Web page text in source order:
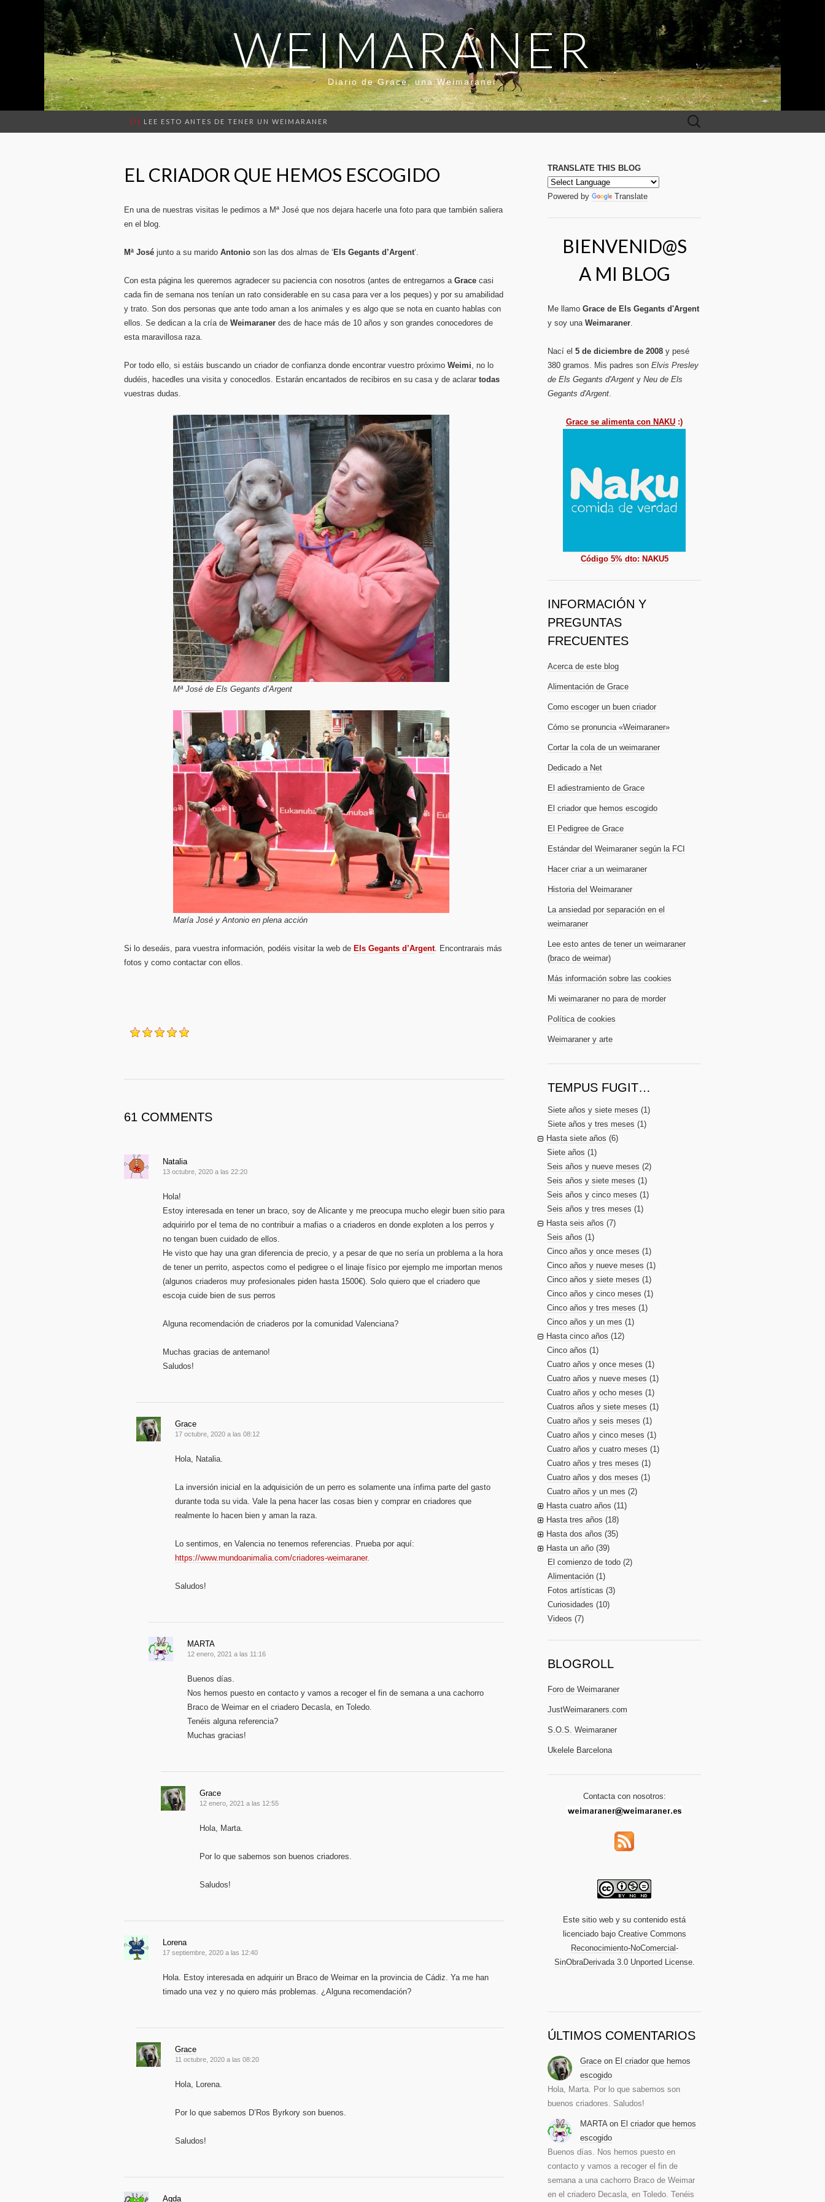
WEIMARANER
Diario de Grace, una Weimaraner
(!) LEE ESTO ANTES DE TENER UN WEIMARANER Buscar:
EL CRIADOR QUE HEMOS ESCOGIDO
En una de nuestras visitas le pedimos a Mª José que nos dejara hacerle una foto para que también saliera
en el blog.
Mª José junto a su marido Antonio son las dos almas de ‘ Els Gegants d’Argent‘.
Con esta página les queremos agradecer su paciencia con nosotros (antes de entregarnos a Grace casi
cada fin de semana nos tenían un rato considerable en su casa para ver a los peques) y por su amabilidad
y trato. Son dos personas que ante todo aman a los animales y es algo que se nota en cuanto hablas con
ellos. Se dedican a la cría de Weimaraner des de hace más de 10 años y son grandes conocedores de
esta maravillosa raza.
Por todo ello, si estáis buscando un criador de confianza donde encontrar vuestro próximo Weimi, no lo
dudéis, hacedles una visita y conocedlos. Estarán encantados de recibiros en su casa y de aclarar todas
vuestras dudas.
Mª José de Els Gegants d’Argent
María José y Antonio en plena acción
Si lo deseáis, para vuestra información, podéis visitar la web de Els Gegants d’Argent. Encontrarais más
fotos y como contactar con ellos.
61 COMMENTS
Natalia
13 octubre, 2020 a las 22:20
Hola!
Estoy interesada en tener un braco, soy de Alicante y me preocupa mucho elegir buen sitio para
adquirirlo por el tema de no contribuir a mafias o a criaderos en donde exploten a los perros y
no tengan buen cuidado de ellos.
He visto que hay una gran diferencia de precio, y a pesar de que no sería un problema a la hora
de tener un perrito, aspectos como el pedigree o el linaje físico por ejemplo me importan menos
(algunos criaderos muy profesionales piden hasta 1500€). Solo quiero que el criadero que
escoja cuide bien de sus perros
Alguna recomendación de criaderos por la comunidad Valenciana?
Muchas gracias de antemano!
Saludos!
Grace
17 octubre, 2020 a las 08:12
Hola, Natalia.
La inversión inicial en la adquisición de un perro es solamente una ínfima parte del gasto
durante toda su vida. Vale la pena hacer las cosas bien y comprar en criadores que
realmente lo hacen bien y aman la raza.
Lo sentimos, en Valencia no tenemos referencias. Prueba por aquí:
https://www.mundoanimalia.com/criadores-weimaraner.
Saludos!
MARTA
12 enero, 2021 a las 11:16
Buenos días.
Nos hemos puesto en contacto y vamos a recoger el fin de semana a una cachorro
Braco de Weimar en el criadero Decasla, en Toledo.
Tenéis alguna referencia?
Muchas gracias!
Grace
12 enero, 2021 a las 12:55
Hola, Marta.
Por lo que sabemos son buenos criadores.
Saludos!
Lorena
17 septiembre, 2020 a las 12:40
Hola. Estoy interesada en adquirir un Braco de Weimar en la provincia de Cádiz. Ya me han
timado una vez y no quiero más problemas. ¿Alguna recomendación?
Grace
11 octubre, 2020 a las 08:20
Hola, Lorena.
Por lo que sabemos D’Ros Byrkory son buenos.
Saludos!
Agda
TRANSLATE THIS BLOG
Powered by Translate
BIENVENID@S
A MI BLOG
Me llamo Grace de Els Gegants d'Argent
y soy una Weimaraner.
Nací el 5 de diciembre de 2008 y pesé
380 gramos. Mis padres son Elvis Presley
de Els Gegants d'Argent y Neu de Els
Gegants d'Argent.
Grace se alimenta con NAKU :)
Código 5% dto: NAKU5
INFORMACIÓN Y
PREGUNTAS
FRECUENTES
Acerca de este blog
Alimentación de Grace
Como escoger un buen criador
Cómo se pronuncia «Weimaraner»
Cortar la cola de un weimaraner
Dedicado a Net
El adiestramiento de Grace
El criador que hemos escogido
El Pedigree de Grace
Estándar del Weimaraner según la FCI
Hacer criar a un weimaraner
Historia del Weimaraner
La ansiedad por separación en el
weimaraner
Lee esto antes de tener un weimaraner
(braco de weimar)
Más información sobre las cookies
Mi weimaraner no para de morder
Política de cookies
Weimaraner y arte
TEMPUS FUGIT…
Siete años y siete meses (1)
Siete años y tres meses (1)
Hasta siete años (6)
Siete años (1)
Seis años y nueve meses (2)
Seis años y siete meses (1)
Seis años y cinco meses (1)
Seis años y tres meses (1)
Hasta seis años (7)
Seis años (1)
Cinco años y once meses (1)
Cinco años y nueve meses (1)
Cinco años y siete meses (1)
Cinco años y cinco meses (1)
Cinco años y tres meses (1)
Cinco años y un mes (1)
Hasta cinco años (12)
Cinco años (1)
Cuatro años y once meses (1)
Cuatro años y nueve meses (1)
Cuatro años y ocho meses (1)
Cuatros años y siete meses (1)
Cuatro años y seis meses (1)
Cuatro años y cinco meses (1)
Cuatro años y cuatro meses (1)
Cuatro años y tres meses (1)
Cuatro años y dos meses (1)
Cuatro años y un mes (2)
Hasta cuatro años (11)
Hasta tres años (18)
Hasta dos años (35)
Hasta un año (39)
El comienzo de todo (2)
Alimentación (1)
Fotos artísticas (3)
Curiosidades (10)
Videos (7)
BLOGROLL
Foro de Weimaraner
JustWeimaraners.com
S.O.S. Weimaraner
Ukelele Barcelona
Contacta con nosotros:
Este sitio web y su contenido está
licenciado bajo Creative Commons
Reconocimiento-NoComercial-
SinObraDerivada 3.0 Unported License.
ÚLTIMOS COMENTARIOS
Grace on El criador que hemos
escogido
Hola, Marta. Por lo que sabemos son
buenos criadores. Saludos!
MARTA on El criador que hemos
escogido
Buenos días. Nos hemos puesto en
contacto y vamos a recoger el fin de
semana a una cachorro Braco de Weimar
en el criadero Decasla, en Toledo. Tenéis